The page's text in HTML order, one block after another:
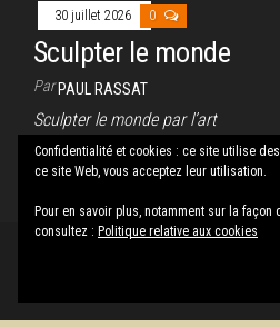
30 juillet 2026 0
Sculpter le monde
ParPAUL RASSAT
Sculpter le monde par l’art
Pagination
des
1
Confidentialité et cookies : ce site utilise
ce site Web, vous acceptez leur utilisation.
Pour en savoir plus, notamment sur la
consultez : Politique relative aux cookies